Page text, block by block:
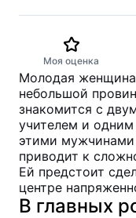
Моя оценка
Молодая женщина
небольшой
знакомится с
учителем и
этими мужчинами
приводит к
Ей предстоит
центре
В главных